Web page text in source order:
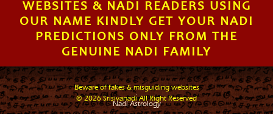
WEBSITES & NADI READERS USING
OUR NAME KINDLY GET YOUR NADI
PREDICTIONS ONLY FROM THE
GENUINE NADI FAMILY
Beware of fakes & misguiding websites
.
© 2026 Srisivanadi All Right Reserved
Nadi Astrology